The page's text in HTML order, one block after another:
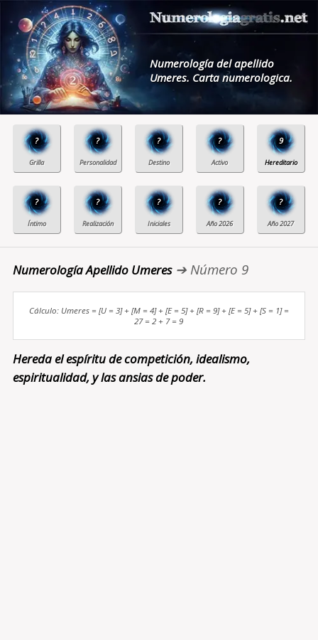
Numerología del apellido
Umeres. Carta numerologica.
? ? ? ? 9
? ? ? ? ?
Numerología Apellido Umeres➔ Número 9
Cálculo: Umeres = [U = 3] + [M = 4] + [E = 5] + [R = 9] + [E = 5] + [S = 1] =
27 = 2 + 7 = 9
Hereda el espíritu de competición, idealismo,
espiritualidad, y las ansias de poder.